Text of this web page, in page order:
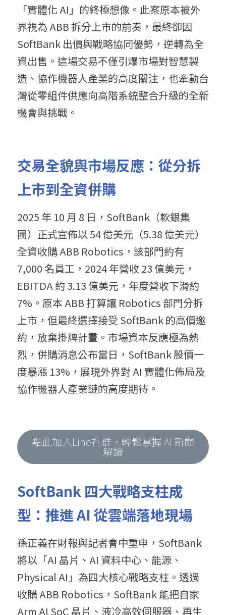
「實體化 AI」的終極想像。此案原本被外
界視為 ABB 拆分上市的前奏，最終卻因
SoftBank 出價與戰略協同優勢，逆轉為全
資出售。這場交易不僅引爆市場對智慧製
造、協作機器人產業的高度關注，也牽動台
灣從零組件供應向高階系統整合升級的全新
機會與挑戰。
交易全貌與市場反應：從分拆
上市到全資併購
2025 年 10 月 8 日，SoftBank（軟銀集
團）正式宣佈以 54 億美元（5.38 億美元）
全資收購 ABB Robotics，該部門約有
7,000 名員工，2024 年營收 23 億美元，
EBITDA 約 3.13 億美元，年度營收下滑約
7%。原本 ABB 打算讓 Robotics 部門分拆
上市，但最終選擇接受 SoftBank 的高價邀
約，放棄掛牌計畫。市場資本反應極為熱
烈，併購消息公布當日，SoftBank 股價一
度暴漲 13%，展現外界對 AI 實體化佈局及
協作機器人產業鏈的高度期待。
點此加入Line社群，輕鬆掌握 AI 新聞
解讀
SoftBank 四大戰略支柱成
型：推進 AI 從雲端落地現場
孫正義在財報與記者會中重申，SoftBank
將以「AI 晶片、AI 資料中心、能源、
Physical AI」為四大核心戰略支柱。透過
收購 ABB Robotics，SoftBank 能把自家
Arm AI SoC 晶片、液冷高效伺服器、再生